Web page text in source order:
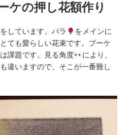
押し花額作り
しています。バラ
をメインに
ても愛らしい花束です。ブーケ
課題です。見る角度
により、
違いますので、そこが一番難し